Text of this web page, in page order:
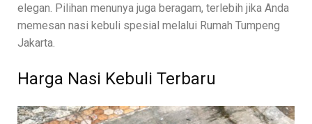
elegan. Pilihan menunya juga beragam, terlebih jika Anda
memesan nasi kebuli spesial melalui Rumah Tumpeng
Jakarta.
Harga Nasi Kebuli Terbaru